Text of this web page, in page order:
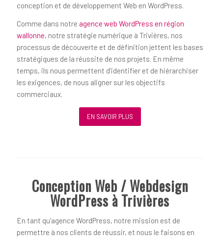
conception et de développement Web en WordPress.
Comme dans notre agence web WordPress en région
wallonne, notre stratégie numérique à Trivières, nos
processus de découverte et de définition jettent les bases
stratégiques de la réussite de nos projets. En même
temps, ils nous permettent d’identifier et de hiérarchiser
les exigences, de nous aligner sur les objectifs
commerciaux.
EN SAVOIR PLUS
Conception Web / Webdesign
WordPress à Trivières
En tant qu’agence WordPress, notre mission est de
permettre à nos clients de réussir, et nous le faisons en